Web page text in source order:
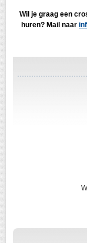
Wil je graag een
huren? Mail naar